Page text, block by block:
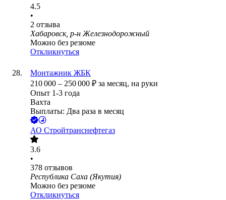
4.5
•
2 отзыва
Хабаровск, р-н Железнодорожный
Можно без резюме
Откликнуться
Монтажник ЖБК
210 000 – 250 000 ₽ за месяц, на руки
Опыт 1-3 года
Вахта
Выплаты: Два раза в месяц
АО Стройтранснефтегаз
3.6
•
378 отзывов
Республика Саха (Якутия)
Можно без резюме
Откликнуться